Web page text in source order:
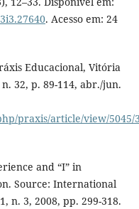
. Acesso em: 24
Educacional, Vitória
32, p. 89-114, abr./jun.
praxis/article/view/5045/
and “I” in
Source: International
n. 3, 2008, pp. 299-318.